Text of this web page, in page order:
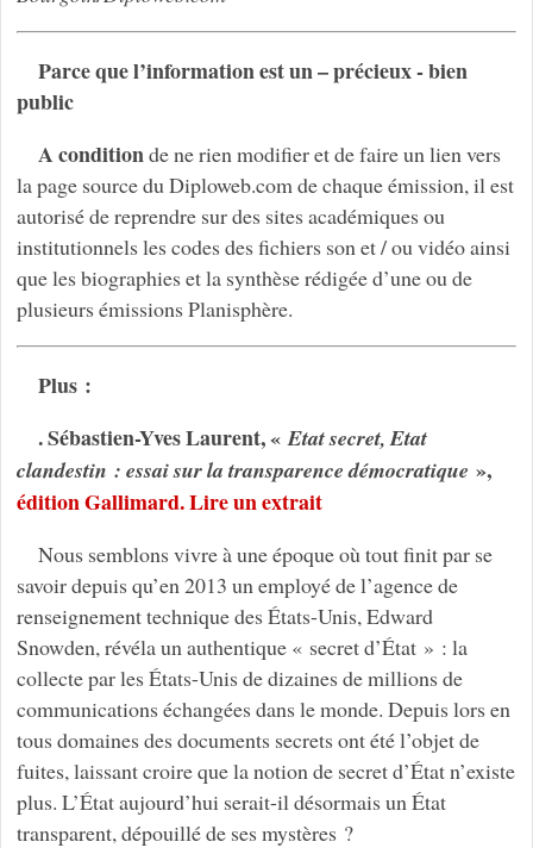
Parce que l’information est un – précieux - bien
public
A conditionde ne rien modifier et de faire un lien vers
la page source du Diploweb.com de chaque émission, il est
autorisé de reprendre sur des sites académiques ou
institutionnels les codes des fichiers son et / ou vidéo ainsi
que les biographies et la synthèse rédigée d’une ou de
plusieurs émissions Planisphère.
Plus :
. Sébastien-Yves Laurent, «Etat secret, Etat
clandestin : essai sur la transparence démocratique »,
édition Gallimard. Lire un extrait
Nous semblons vivre à une époque où tout finit par se
savoir depuis qu’en 2013 un employé de l’agence de
renseignement technique des États-Unis, Edward
Snowden, révéla un authentique « secret d’État » : la
collecte par les États-Unis de dizaines de millions de
communications échangées dans le monde. Depuis lors en
tous domaines des documents secrets ont été l’objet de
fuites, laissant croire que la notion de secret d’État n’existe
plus. L’État aujourd’hui serait-il désormais un État
transparent, dépouillé de ses mystères ?